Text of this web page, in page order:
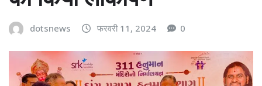
dotsnews फरवरी 11, 2024 0